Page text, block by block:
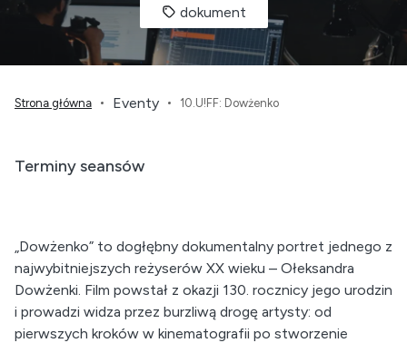
dokument
Strona główna Eventy 10.U!FF: Dowżenko
„Dowżenko” to dogłębny dokumentalny portret jednego z
najwybitniejszych reżyserów XX wieku – Ołeksandra
Dowżenki. Film powstał z okazji 130. rocznicy jego urodzin
i prowadzi widza przez burzliwą drogę artysty: od
pierwszych kroków w kinematografii po stworzenie
Terminy seansów